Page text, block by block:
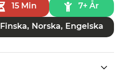
15 Min 7+ År
Finska, Norska, Engelska